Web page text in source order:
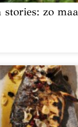
stories: zo